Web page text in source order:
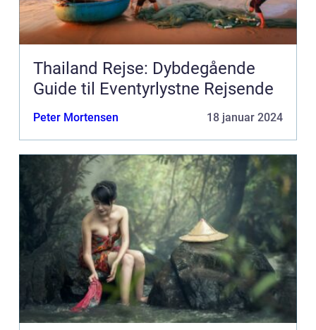
Thailand Rejse: Dybdegående
Guide til Eventyrlystne Rejsende
Peter Mortensen 18 januar 2024